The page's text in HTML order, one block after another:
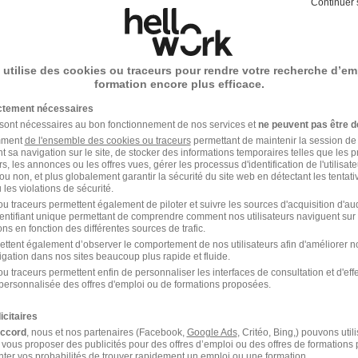
recrutement
peuvent varier selon l'offre à laquelle vous postulez.
avec l’équipe Recrutement
ou Visio avec un membre de la DRH et/ou un
validation avec le N+2 suivant les postes
: 4052406/28717936 ADREGD/83B
utilise des cookies ou traceurs pour rendre votre recherche
formation encore plus efficace.
nécessaires
nécessaires au bon fonctionnement de nos services et ne peuvent pas être
de l'ensemble des cookies ou traceurspermettant de maintenir la session
sa navigation sur le site, de stocker des informations temporaires telles que les
les annonces ou les offres vues, gérer les processus d'identification de
non, et plus globalement garantir la sécurité du site web en détectant les
violations de sécurité.
traceurs permettent également de piloter et suivre les sources d'acquisition
unique permettant de comprendre comment nos utilisateurs naviguent sur
en fonction des différentes sources de trafic.
également d’observer le comportement de nos utilisateurs afin d'améliorer
dans nos sites beaucoup plus rapide et fluide.
traceurs permettent enfin de personnaliser les interfaces de consultation et
des offres d'emploi ou de formations proposées.
, nous et nos partenaires (Facebook, Google Ads, Critéo, Bing,) pouvons
proposer des publicités pour des offres d’emploi ou des offres de formations